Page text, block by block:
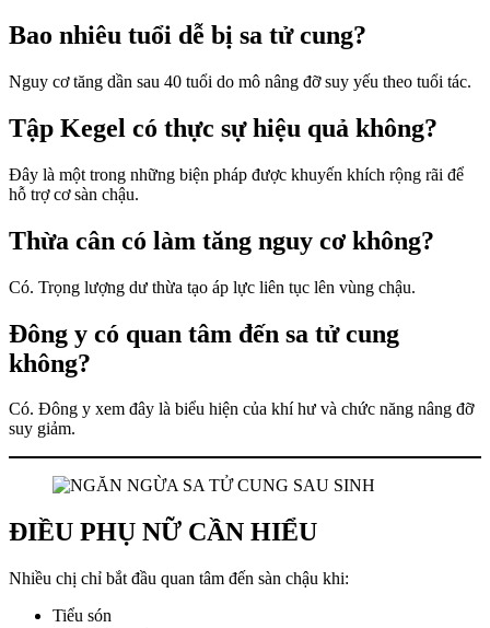
Bao nhiêu tuổi dễ bị sa tử cung?
Nguy cơ tăng dần sau 40 tuổi do mô nâng đỡ suy yếu theo tuổi tác.
Tập Kegel có thực sự hiệu quả không?
Đây là một trong những biện pháp được khuyến khích rộng rãi để
hỗ trợ cơ sàn chậu.
Thừa cân có làm tăng nguy cơ không?
Có. Trọng lượng dư thừa tạo áp lực liên tục lên vùng chậu.
Đông y có quan tâm đến sa tử cung
không?
Có. Đông y xem đây là biểu hiện của khí hư và chức năng nâng đỡ
suy giảm.
ĐIỀU PHỤ NỮ CẦN HIỂU
Nhiều chị chỉ bắt đầu quan tâm đến sàn chậu khi:
Tiểu són